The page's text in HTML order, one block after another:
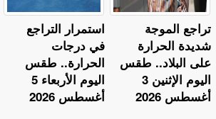
استمرار التراجع
في درجات
الحرارة.. طقس
اليوم الأربعاء 5
أغسطس 2026
تراجع الموجة
شديدة الحرارة
على البلاد.. طقس
اليوم الإثنين 3
أغسطس 2026